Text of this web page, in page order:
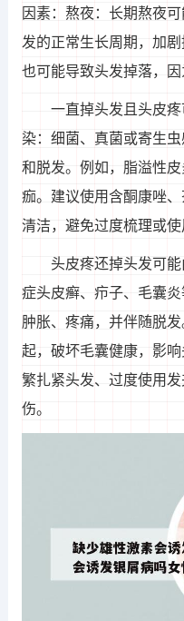
因素：熬夜：长期熬夜
发的正常生长周期，加
也可能导致头发掉落，因
一直掉头发且头皮
染：细菌、真菌或寄生
和脱发。例如，脂溢性
痂。建议使用含酮康唑
清洁，避免过度梳理或使
头皮疼还掉头发可
症头皮癣、疖子、毛囊炎
肿胀、疼痛，并伴随脱
起，破坏毛囊健康，影
繁扎紧头发、过度使用
伤。